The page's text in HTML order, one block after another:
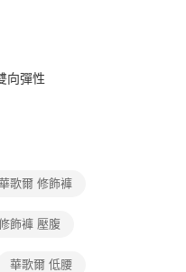
費
費
費
向彈性
歌爾 修飾褲
飾褲 壓腹
華歌爾 低腰